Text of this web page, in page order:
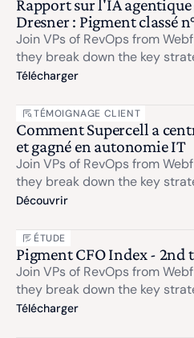
Rapport sur l'IA
Dresner : Pigment classé
Join VPs of RevOps from
they break down the key
Télécharger
TÉMOIGNAGE CLIENT
Comment Supercell a
et gagné en autonomie IT
Join VPs of RevOps from
they break down the key
Découvrir
ÉTUDE
Pigment CFO Index - 2nd
Join VPs of RevOps from
they break down the key
Télécharger